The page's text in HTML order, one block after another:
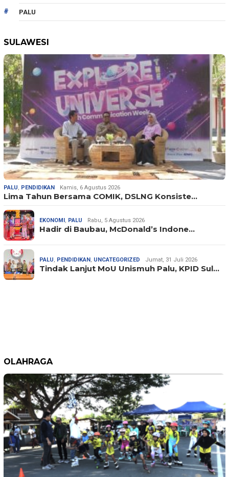
PALU
SULAWESI
PALU, PENDIDIKAN Kamis, 6 Agustus 2026
Lima Tahun Bersama COMIK, DSLNG Konsiste…
EKONOMI, PALU Rabu, 5 Agustus 2026
Hadir di Baubau, McDonald’s Indone…
PALU, PENDIDIKAN, UNCATEGORIZED Jumat, 31 Juli 2026
Tindak Lanjut MoU Unismuh Palu, KPID Sul…
OLAHRAGA